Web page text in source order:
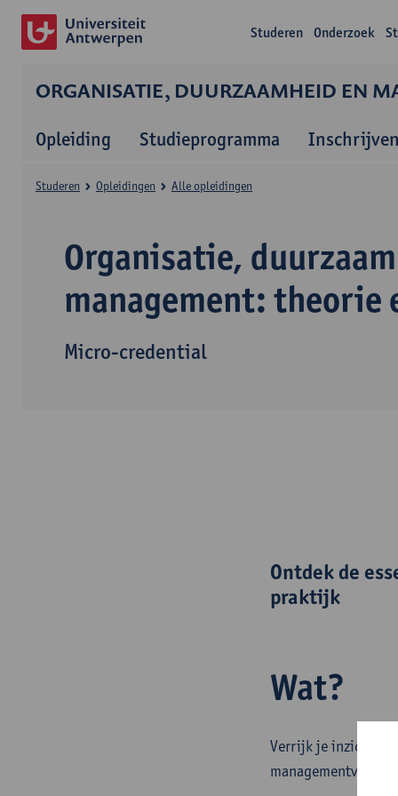
Studeren Onderzoek
ORGANISATIE, DUURZAAMHEID EN
Opleiding Studieprogramma Inschrijven
Organisatie,
management: theorie
Micro-credential
Studeren Opleidingen Alle opleidingen
Ontdek de
praktijk
Wat?
Verrijk je inzichten